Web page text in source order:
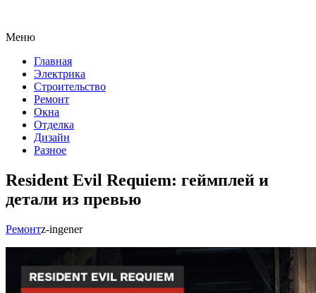
Меню
Главная
Электрика
Строительство
Ремонт
Окна
Отделка
Дизайн
Разное
Resident Evil Requiem: геймплей и
детали из превью
Ремонтz-ingener